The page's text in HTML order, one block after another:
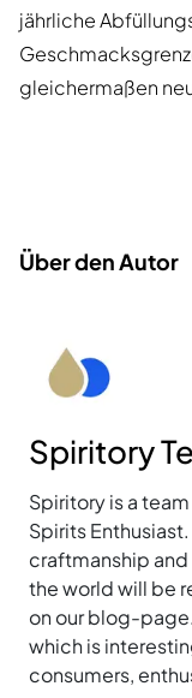
jährliche
gleichermaßen
Über den Autor
Spiritory
Spiritory is a
Spirits
craftmanship
the world will be
on our blog-
which is
consumers,